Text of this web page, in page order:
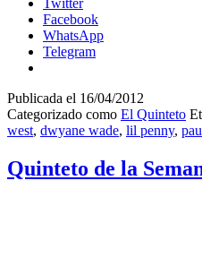
Twitter
Facebook
WhatsApp
Telegram
Publicada el 16/04/2012
Categorizado como El Quinteto
west, dwyane wade, lil penny,
Quinteto de la